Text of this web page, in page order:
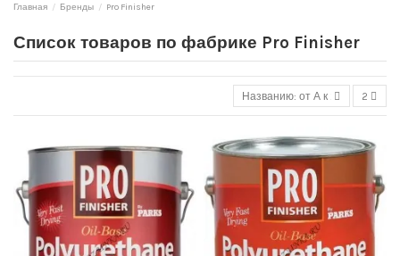
Главная Бренды Pro Finisher
Список товаров по фабрике Pro Finisher
Названию: от А к Я 2